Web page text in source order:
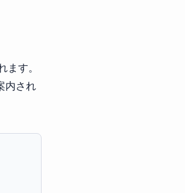
す。
内され